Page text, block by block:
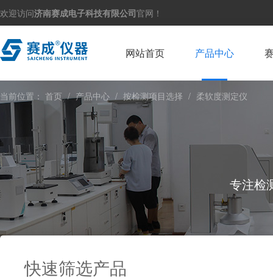
欢迎访问济南赛成电子科技有限公司官网！
网站首页 产品中心
当前位置： 首页 / 产品中心 / 按检测项目选择 / 柔软度测定仪
专注检
快速筛选产品